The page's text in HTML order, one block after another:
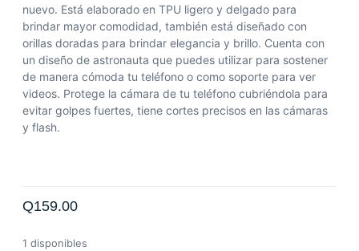
nuevo. Está elaborado en TPU ligero y delgado para
brindar mayor comodidad, también está diseñado con
orillas doradas para brindar elegancia y brillo. Cuenta con
un diseño de astronauta que puedes utilizar para sostener
de manera cómoda tu teléfono o como soporte para ver
videos. Protege la cámara de tu teléfono cubriéndola para
evitar golpes fuertes, tiene cortes precisos en las cámaras
y flash.
Q159.00
1 disponibles